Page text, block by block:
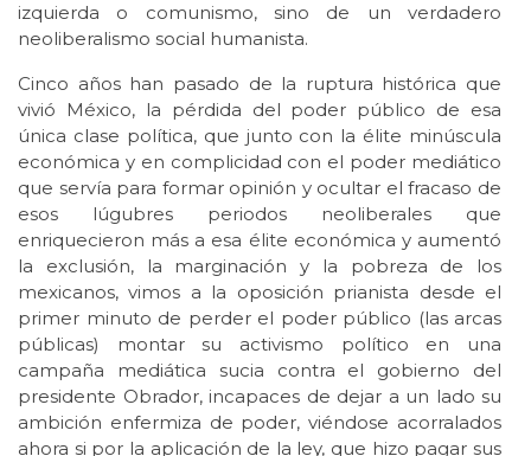
izquierda o comunismo, sino de un verdadero
neoliberalismo social humanista.
Cinco años han pasado de la ruptura histórica que
vivió México, la pérdida del poder público de esa
única clase política, que junto con la élite minúscula
económica y en complicidad con el poder mediático
que servía para formar opinión y ocultar el fracaso de
esos lúgubres periodos neoliberales que
enriquecieron más a esa élite económica y aumentó
la exclusión, la marginación y la pobreza de los
mexicanos, vimos a la oposición prianista desde el
primer minuto de perder el poder público (las arcas
públicas) montar su activismo político en una
campaña mediática sucia contra el gobierno del
presidente Obrador, incapaces de dejar a un lado su
ambición enfermiza de poder, viéndose acorralados
ahora si por la aplicación de la ley, que hizo pagar sus